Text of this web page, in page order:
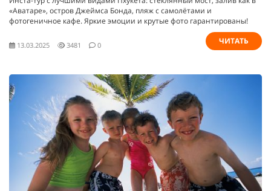
«Аватаре», остров Джеймса Бонда, пляж с самолётами и
фотогеничное кафе. Яркие эмоции и крутые фото гарантированы!
13.03.2025 3481 0 ЧИТАТЬ